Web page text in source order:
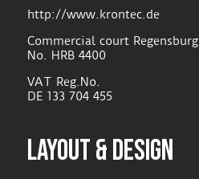
http://www.krontec.de
Commercial court Regensburg
No. HRB 4400
VAT Reg.No.
DE 133 704 455
LAYOUT & DESIGN